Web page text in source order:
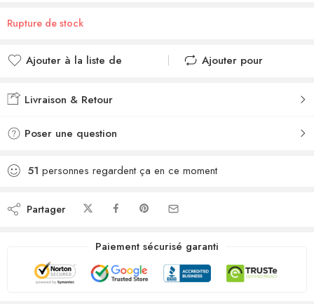
Rupture de stock
Ajouter à la liste de
Ajouté à la liste de
Ajouter pour
Livraison & Retour
Poser une question
51 personnes regardent ça en ce moment
Partager
Paiement sécurisé garanti